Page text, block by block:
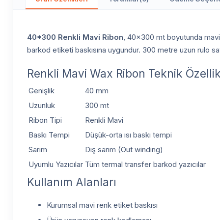
40*300 Renkli Mavi Ribon, 40x300 mt boyutunda
barkod etiketi baskısına uygundur. 300 metre uzun rulo
Renkli Mavi Wax Ribon Teknik
Genişlik
40 mm
Uzunluk
300 mt
Ribon Tipi
Renkli Mavi
Baskı Tempi
Düşük-orta ısı baskı tempi
Sarım
Dış sarım (Out winding)
Uyumlu Yazıcılar Tüm termal transfer barkod yazıcılar
Kullanım Alanları
Kurumsal mavi renk etiket baskısı